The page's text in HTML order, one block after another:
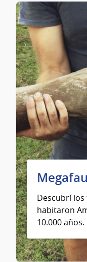
Descubrí
habitaron
10.000 años.